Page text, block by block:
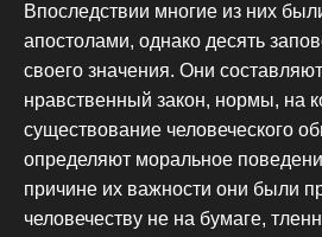
Впоследствии многие из них
апостолами, однако десять
своего значения. Они
нравственный закон, нормы, на
существование человеческого
определяют моральное
причине их важности они были
человечеству не на бумаге,